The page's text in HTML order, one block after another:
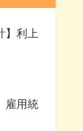
】利上
雇用統